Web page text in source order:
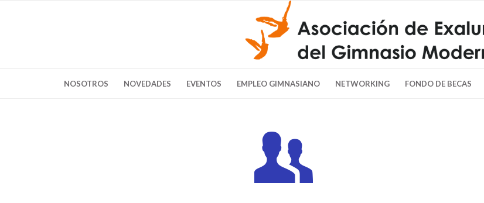
NOSOTROS NOVEDADES EVENTOS EMPLEO GIMNASIANO NETWORKING FONDO DE BECAS